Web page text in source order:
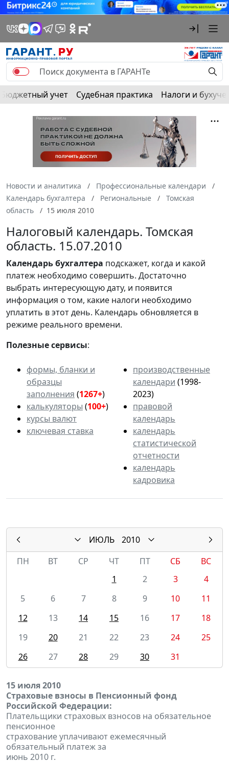
Бюджетный учет Судебная практика Налоги и
Новости и аналитика
Профессиональные календари
Календарь бухгалтера
Региональные
Томская
область
15 июля 2010
Налоговый календарь. Томская
область. 15.07.2010
Календарьбухгалтера подскажет, когда и какой
платеж необходимо совершить. Достаточно
выбрать интересующую дату, и появится
информация о том, какие налоги необходимо
уплатить в этот день. Календарь обновляется в
режиме реального времени.
Полезные сервисы:
формы, бланки и
образцы
заполнения (1267+)
калькуляторы (100+)
курсы валют
ключевая ставка
производственные
календари (1998-
2023)
правовой
календарь
календарь
статистической
отчетности
календарь
кадровика
ИЮЛЬ
2010
ПН
ВТ СР ЧТ ПТ СБ
ВС
1
2 3
4
5
6 7 8 9 10
11
12
13 14 15 16 17
18
19
20 21 22 23 24
25
26
27 28 29 30 31
15 июля 2010
Страховые взносы в Пенсионный фонд
Российской Федерации:
Плательщики страховых взносов на обязательное
пенсионное
страхование уплачивают ежемесячный
обязательный платеж за
июнь 2010 г.